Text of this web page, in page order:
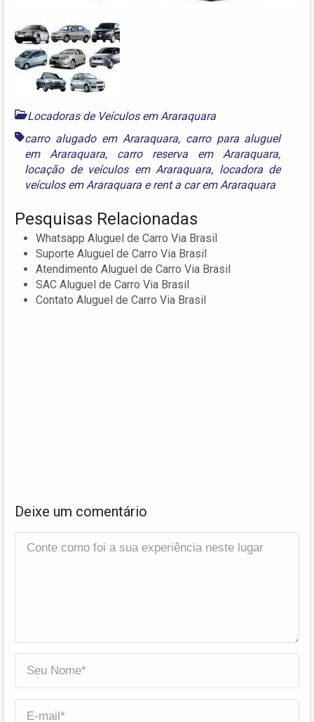
Locadoras de Veículos em Araraquara
carro alugado em Araraquara, carro para aluguel
em Araraquara, carro reserva em Araraquara,
locação de veículos em Araraquara, locadora de
veículos em Araraquara erent a car em Araraquara
Pesquisas Relacionadas
Whatsapp Aluguel de Carro Via Brasil
Suporte Aluguel de Carro Via Brasil
Atendimento Aluguel de Carro Via Brasil
SAC Aluguel de Carro Via Brasil
Contato Aluguel de Carro Via Brasil
Deixe um comentário